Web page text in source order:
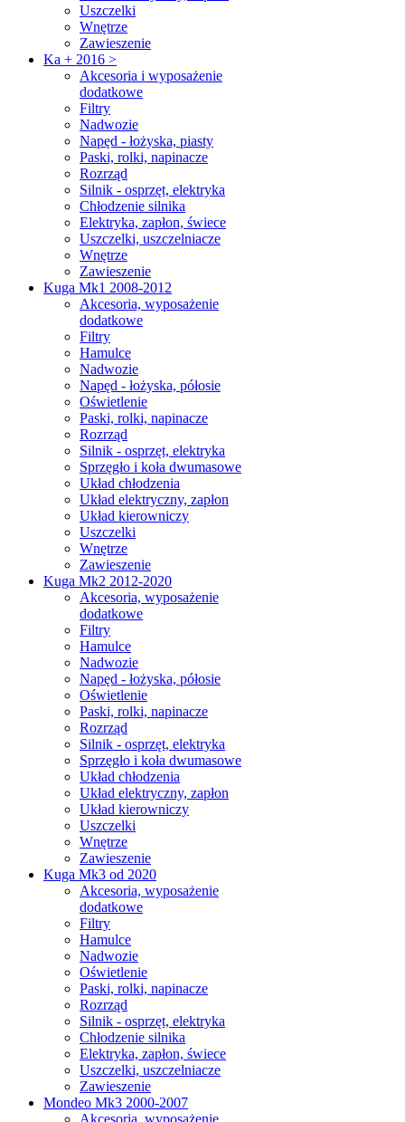
Uszczelki
Wnętrze
Zawieszenie
Ka + 2016 >
Akcesoria i wyposażenie
dodatkowe
Filtry
Nadwozie
Napęd - łożyska, piasty
Paski, rolki, napinacze
Rozrząd
Silnik - osprzęt, elektryka
Chłodzenie silnika
Elektryka, zapłon, świece
Uszczelki, uszczelniacze
Wnętrze
Zawieszenie
Kuga Mk1 2008-2012
Akcesoria, wyposażenie
dodatkowe
Filtry
Hamulce
Nadwozie
Napęd - łożyska, półosie
Oświetlenie
Paski, rolki, napinacze
Rozrząd
Silnik - osprzęt, elektryka
Sprzęgło i koła dwumasowe
Układ chłodzenia
Układ elektryczny, zapłon
Układ kierowniczy
Uszczelki
Wnętrze
Zawieszenie
Kuga Mk2 2012-2020
Akcesoria, wyposażenie
dodatkowe
Filtry
Hamulce
Nadwozie
Napęd - łożyska, półosie
Oświetlenie
Paski, rolki, napinacze
Rozrząd
Silnik - osprzęt, elektryka
Sprzęgło i koła dwumasowe
Układ chłodzenia
Układ elektryczny, zapłon
Układ kierowniczy
Uszczelki
Wnętrze
Zawieszenie
Kuga Mk3 od 2020
Akcesoria, wyposażenie
dodatkowe
Filtry
Hamulce
Nadwozie
Oświetlenie
Paski, rolki, napinacze
Rozrząd
Silnik - osprzęt, elektryka
Chłodzenie silnika
Elektryka, zapłon, świece
Uszczelki, uszczelniacze
Zawieszenie
Mondeo Mk3 2000-2007
Akcesoria, wyposażenie